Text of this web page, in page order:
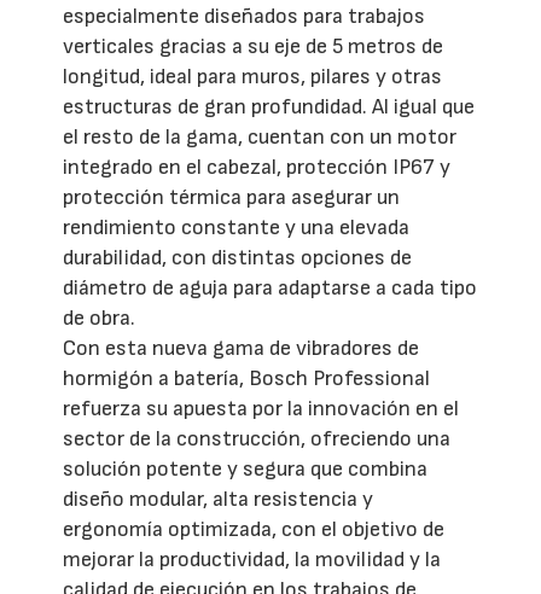
especialmente diseñados para trabajos
verticales gracias a su eje de 5 metros de
longitud, ideal para muros, pilares y otras
estructuras de gran profundidad. Al igual que
el resto de la gama, cuentan con un motor
integrado en el cabezal, protección IP67 y
protección térmica para asegurar un
rendimiento constante y una elevada
durabilidad, con distintas opciones de
diámetro de aguja para adaptarse a cada tipo
de obra.
Con esta nueva gama de vibradores de
hormigón a batería, Bosch Professional
refuerza su apuesta por la innovación en el
sector de la construcción, ofreciendo una
solución potente y segura que combina
diseño modular, alta resistencia y
ergonomía optimizada, con el objetivo de
mejorar la productividad, la movilidad y la